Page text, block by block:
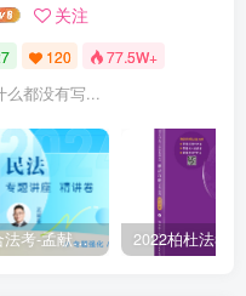
关注
120 77.5W+
么都没有写...
2024众合法考-孟献贵民法-精讲卷.pdf